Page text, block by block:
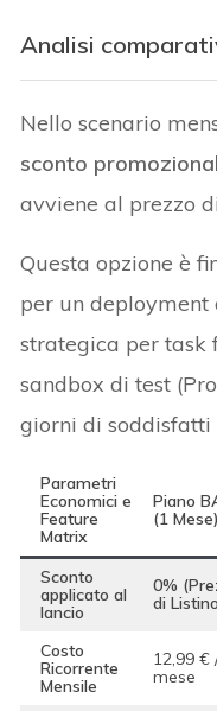
Analisi
Nello scenario
sconto
avviene al prezzo
Questa opzione è
per un
strategica per task
sandbox di test
giorni di soddisfatti
Parametri
Economici e
Feature
Matrix
Piano
(1 Mese)
Sconto
applicato al
lancio
0%
di
Costo
Ricorrente
Mensile
12,99 €
mese